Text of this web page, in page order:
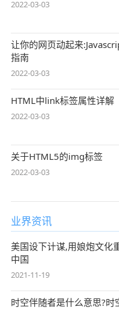
2022-03-03
让你的网页动起来
指南
2022-03-03
HTML中link标签属性详解
2022-03-03
关于HTML5的img标签
2022-03-03
业界资讯
美国设下计谋,用娘炮文化
中国
2021-11-19
时空伴随者是什么意思?时